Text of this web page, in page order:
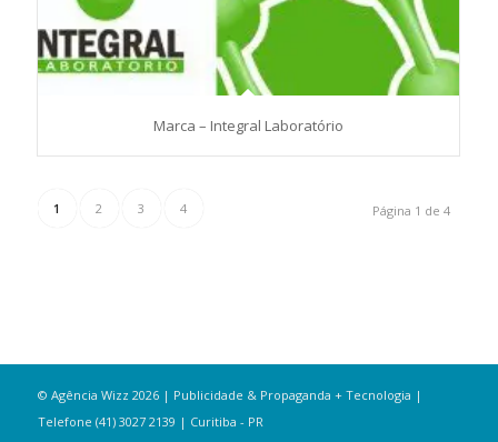
Marca – Integral Laboratório
Página 1 de 4
1 2 3 4
© Agência Wizz 2026 | Publicidade & Propaganda + Tecnologia |
Telefone (41) 3027 2139 | Curitiba - PR